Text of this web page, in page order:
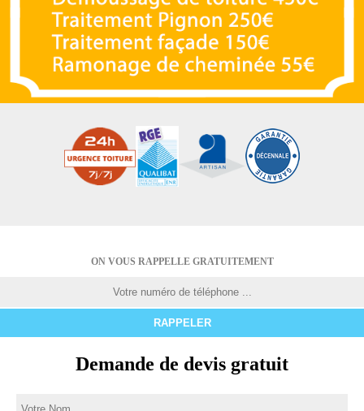
ON VOUS RAPPELLE GRATUITEMENT
Demande de devis gratuit